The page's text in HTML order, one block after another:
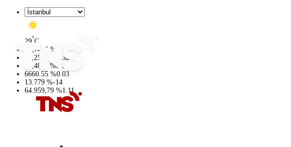
29°C
47,7436 %
0.18
55,2510
0.32
64,4811
%0.38
6660.55 %0.03
13.779 %-14
64.959,79 %1.11